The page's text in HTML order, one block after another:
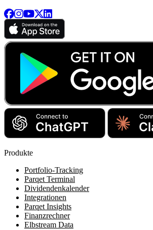
Produkte
Portfolio-Tracking
Parqet Terminal
Dividendenkalender
Integrationen
Parqet Insights
Finanzrechner
Elbstream Data